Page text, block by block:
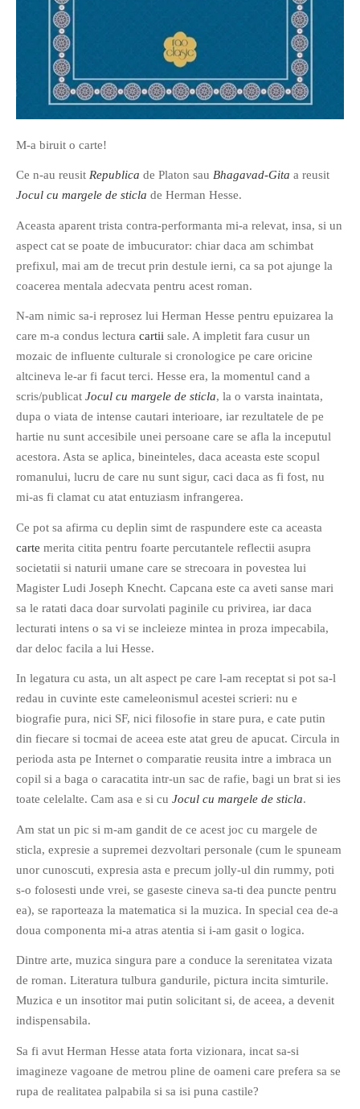
If you like movies, words and
book for you. Take the
challenge of creating your
own acrostics and describing
famous movies by using the
very letters of their titles!
PAGINI
Ce fac?
Clasicul „Despre mine…”
Contact
Descarca povestirea Floare
Download 101 Movie
Victor Sosea – Designer
PRIETENI DIN AFARA BRESLEI
GloryBox.ro
Vreau-schimbare.ro
PRIETENI DIN BREASLA
Filme-Carti.ro
M-a biruit o carte!
Ce n-au reusit Republica de Platon sau Bhagavad-Gita a reusit
Jocul cu margele de sticla de Herman Hesse.
Aceasta aparent trista contra-performanta mi-a relevat, insa, si un
aspect cat se poate de imbucurator: chiar daca am schimbat
prefixul, mai am de trecut prin destule ierni, ca sa pot ajunge la
coacerea mentala adecvata pentru acest roman.
N-am nimic sa-i reprosez lui Herman Hesse pentru epuizarea la
care m-a condus lectura cartii sale. A impletit fara cusur un
mozaic de influente culturale si cronologice pe care oricine
altcineva le-ar fi facut terci. Hesse era, la momentul cand a
scris/publicat Jocul cu margele de sticla, la o varsta inaintata,
dupa o viata de intense cautari interioare, iar rezultatele de pe
hartie nu sunt accesibile unei persoane care se afla la inceputul
acestora. Asta se aplica, bineinteles, daca aceasta este scopul
romanului, lucru de care nu sunt sigur, caci daca as fi fost, nu
mi-as fi clamat cu atat entuziasm infrangerea.
Ce pot sa afirma cu deplin simt de raspundere este ca aceasta
carte merita citita pentru foarte percutantele reflectii asupra
societatii si naturii umane care se strecoara in povestea lui
Magister Ludi Joseph Knecht. Capcana este ca aveti sanse mari
sa le ratati daca doar survolati paginile cu privirea, iar daca
lecturati intens o sa vi se incleieze mintea in proza impecabila,
dar deloc facila a lui Hesse.
In legatura cu asta, un alt aspect pe care l-am receptat si pot sa-l
redau in cuvinte este cameleonismul acestei scrieri: nu e
biografie pura, nici SF, nici filosofie in stare pura, e cate putin
din fiecare si tocmai de aceea este atat greu de apucat. Circula in
perioda asta pe Internet o comparatie reusita intre a imbraca un
copil si a baga o caracatita intr-un sac de rafie, bagi un brat si ies
toate celelalte. Cam asa e si cu Jocul cu margele de sticla.
Am stat un pic si m-am gandit de ce acest joc cu margele de
sticla, expresie a supremei dezvoltari personale (cum le spuneam
unor cunoscuti, expresia asta e precum jolly-ul din rummy, poti
s-o folosesti unde vrei, se gaseste cineva sa-ti dea puncte pentru
ea), se raporteaza la matematica si la muzica. In special cea de-a
doua componenta mi-a atras atentia si i-am gasit o logica.
Dintre arte, muzica singura pare a conduce la serenitatea vizata
de roman. Literatura tulbura gandurile, pictura incita simturile.
Muzica e un insotitor mai putin solicitant si, de aceea, a devenit
indispensabila.
Sa fi avut Herman Hesse atata forta vizionara, incat sa-si
imagineze vagoane de metrou pline de oameni care prefera sa se
rupa de realitatea palpabila si sa isi puna castile?